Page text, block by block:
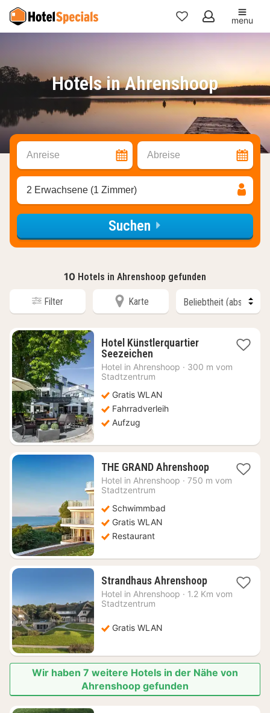
Meine
menu
Hotels in Ahrenshoop
Anreise Abreise
2 Erwachsene (1 Zimmer)
Suchen
10 Hotels in Ahrenshoop gefunden
Filter Karte
Hotel Künstlerquartier
Seezeichen1
Nacht
ab
€
Hotel in Ahrenshoop · 300 m vom
Stadtzentrum
Gratis WLAN
Fahrradverleih
Aufzug
THE GRAND Ahrenshoop1
Nacht
Hotel in Ahrenshoop · 750 m vom
Stadtzentrum
Schwimmbad
Gratis WLAN
Restaurant
Strandhaus Ahrenshoop1
Nacht
Hotel in Ahrenshoop · 1.2 Km vom
Stadtzentrum
Gratis WLAN
Wir haben 7 weitere Hotels in der Nähe von
Ahrenshoop gefunden